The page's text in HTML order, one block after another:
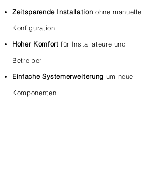
Zeitsparende Installation ohne manuelle
Konfiguration
Hoher Komfort für Installateure und
Betreiber
Einfache Systemerweiterung um neue
Komponenten